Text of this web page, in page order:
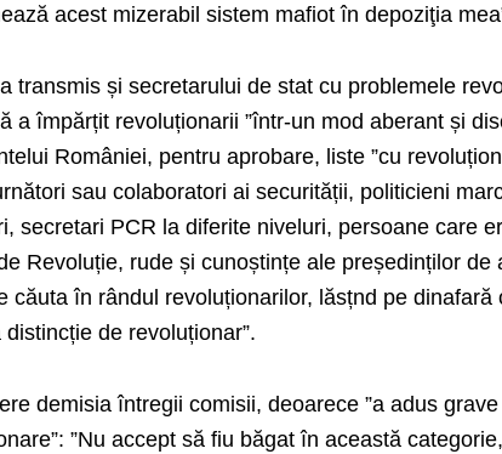
acest mizerabil sistem mafiot în depoziţia
transmis și secretarului de stat cu problemele
a împărțit revoluționarii ”într-un mod aberant și
României, pentru aprobare, liste ”cu
sau colaboratori ai securității, politicieni
secretari PCR la diferite niveluri, persoane care
Revoluție, rude și cunoștințe ale președinților de
căuta în rândul revoluționarilor, lăsțnd pe
distincție de revoluționar”.
demisia întregii comisii, deoarece ”a adus
”Nu accept să fiu băgat în această